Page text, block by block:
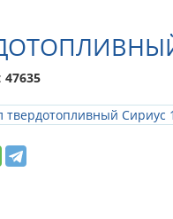
47635